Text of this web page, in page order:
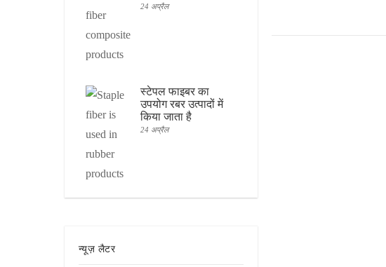
24 अप्रैल
स्टेपल फाइबर का
उपयोग रबर उत्पादों में
किया जाता है
24 अप्रैल
न्यूज़ लैटर